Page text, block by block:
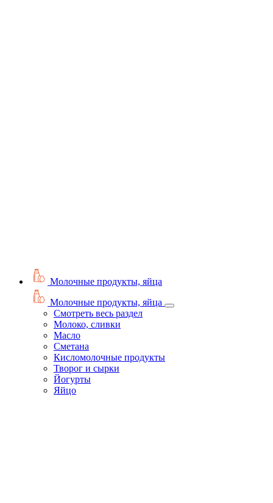
Молочные продукты, яйца
Молочные продукты, яйца
Смотреть весь раздел
Молоко, сливки
Масло
Сметана
Кисломолочные продукты
Творог и сырки
Йогурты
Яйцо